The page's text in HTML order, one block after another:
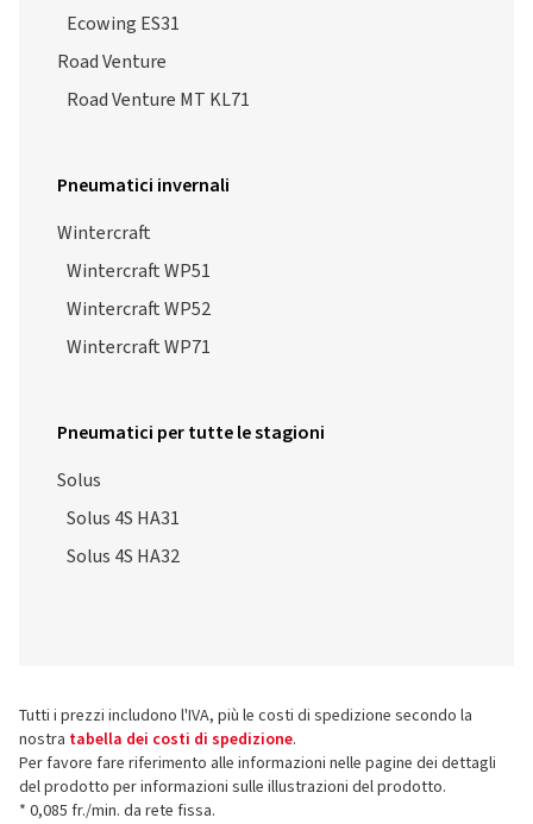
Ecowing ES31
Road Venture
Road Venture MT KL71
Pneumatici invernali
Wintercraft
Wintercraft WP51
Wintercraft WP52
Wintercraft WP71
Pneumatici per tutte le stagioni
Solus
Solus 4S HA31
Solus 4S HA32
Tutti i prezzi includono l'IVA, più le costi di spedizione secondo la
nostra tabella dei costi di spedizione.
Per favore fare riferimento alle informazioni nelle pagine dei dettagli
del prodotto per informazioni sulle illustrazioni del prodotto.
* 0,085 fr./min. da rete fissa.